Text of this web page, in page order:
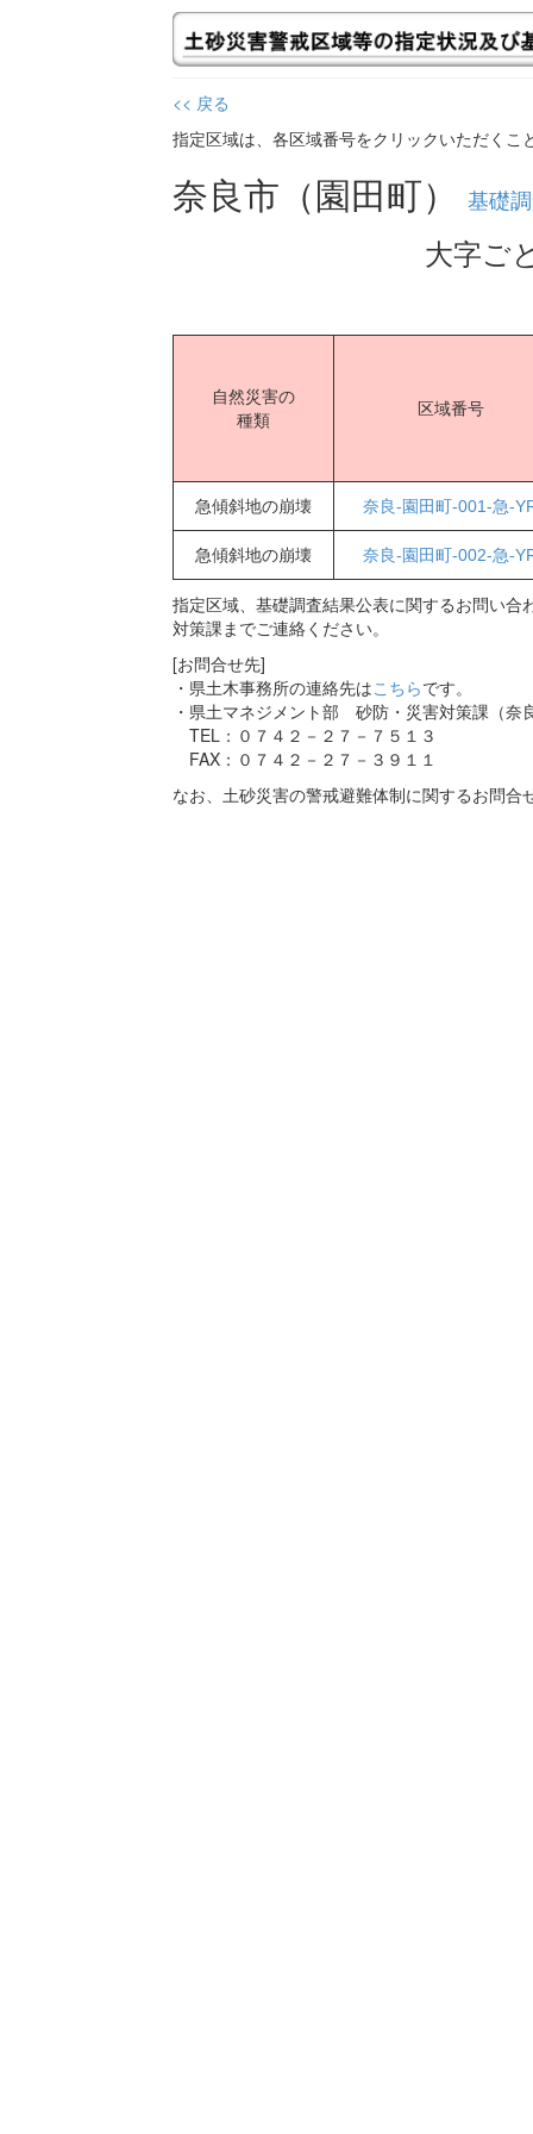
<< 戻る
指定区域は、各区域番号をクリックいただくこ
奈良市（園田町） 基礎
大字ご
急傾斜地の崩壊 奈良-園田町-001-急-
急傾斜地の崩壊 奈良-園田町-002-急-
自然災害の
種類
区域番号
指定区域、基礎調査結果公表に関するお問い
対策課までご連絡ください。
[お問合せ先]
・県土木事務所の連絡先はこちらです。
・県土マネジメント部 砂防・災害対策課（奈
TEL：０７４２－２７－７５１３
FAX：０７４２－２７－３９１１
なお、土砂災害の警戒避難体制に関するお問